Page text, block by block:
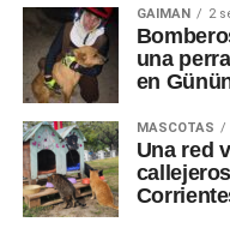
GAIMAN 2
una
en
MASCOTAS
Una red